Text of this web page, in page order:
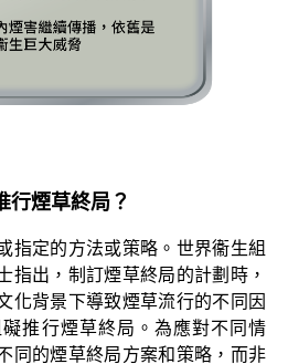
行煙草終局？
指定的方法或策略。世界衞生組
指出，制訂煙草終局的計劃時，
化背景下導致煙草流行的不同因
推行煙草終局。為應對不同情
同的煙草終局方案和策略，而非